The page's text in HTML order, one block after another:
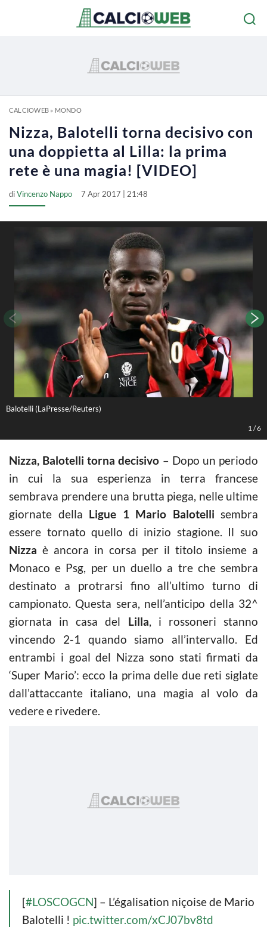
CALCIOWEB» MONDO
Nizza, Balotelli torna decisivo con
una doppietta al Lilla: la prima
rete è una magia! [VIDEO]
diVincenzo Nappo 7 Apr 2017 | 21:48
Balotelli (LaPresse/Reuters)
1 /6
Nizza, Balotelli torna decisivo – Dopo un periodo
in cui la sua esperienza in terra francese
sembrava prendere una brutta piega, nelle ultime
giornate della Ligue 1 Mario Balotelli sembra
essere tornato quello di inizio stagione. Il suo
Nizza è ancora in corsa per il titolo insieme a
Monaco e Psg, per un duello a tre che sembra
destinato a protrarsi fino all’ultimo turno di
campionato. Questa sera, nell’anticipo della 32^
giornata in casa del Lilla, i rossoneri stanno
vincendo 2-1 quando siamo all’intervallo. Ed
entrambi i goal del Nizza sono stati firmati da
‘Super Mario’: ecco la prima delle due reti siglate
dall’attaccante italiano, una magia al volo da
vedere e rivedere.
[#LOSCOGCN] – L’égalisation niçoise de Mario
Balotelli ! pic.twitter.com/xCJ07bv8td